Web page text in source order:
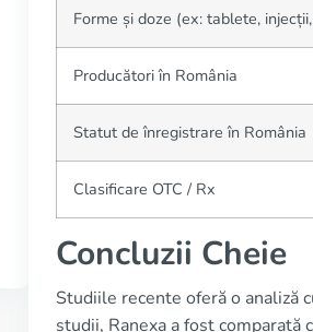
Forme și doze (ex: tablete,
Producători în România
Statut de înregistrare în România
Clasificare OTC / Rx
Concluzii Cheie
Studiile recente oferă o analiză
studii, Ranexa a fost